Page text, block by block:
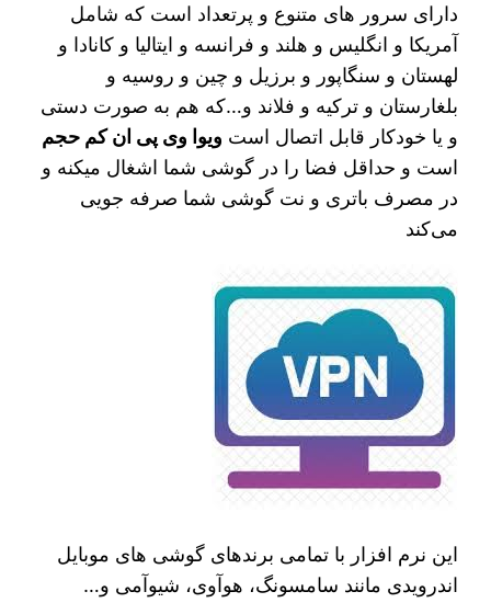
دارای سرور های متنوع و پرتعداد است که شامل
آمریکا و انگلیس و هلند و فرانسه و ایتالیا و کانادا و
لهستان و سنگاپور و برزیل و چین و روسیه و
بلغارستان و ترکیه و فلاند و…‌‌‌که هم به صورت دستی
و یا خودکار قابل اتصال است ویوا وی پی ان کم حجم
است و حداقل فضا را در گوشی شما اشغال میکنه و
در مصرف باتری و نت گوشی شما صرفه جویی
می‌کند
این نرم افزار با تمامی برندهای گوشی های موبایل
اندرویدی مانند سامسونگ، هوآوی، شیوآمی و…